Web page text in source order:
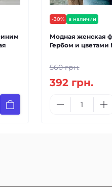
-30% в наличии
Модная женская
Гербом и цветами
560 грн.
392 грн.